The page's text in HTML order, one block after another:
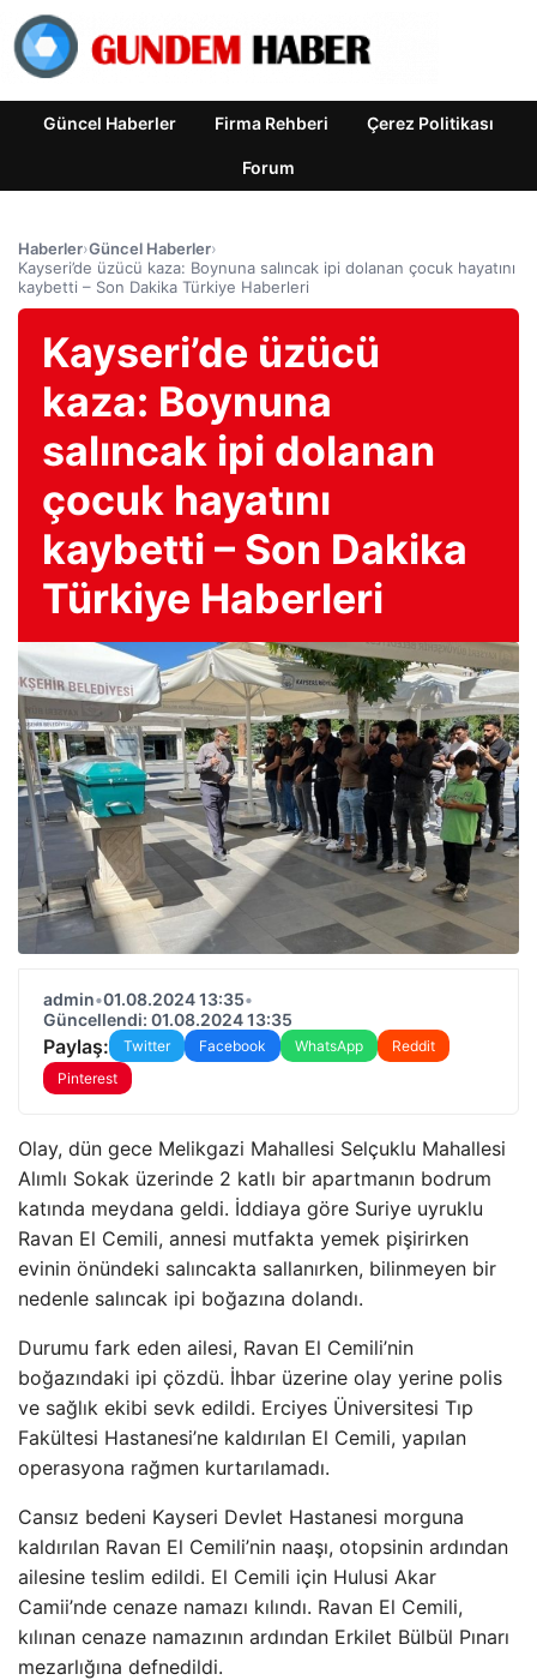
Güncel Haberler Firma Rehberi Çerez Politikası
Forum
Haberler›Güncel Haberler›
Kayseri’de üzücü kaza: Boynuna salıncak ipi dolanan çocuk hayatını
kaybetti – Son Dakika Türkiye Haberleri
Kayseri’de üzücü
kaza: Boynuna
salıncak ipi dolanan
çocuk hayatını
kaybetti – Son Dakika
Türkiye Haberleri
admin•01.08.2024 13:35•
Güncellendi: 01.08.2024 13:35
Paylaş: Twitter Facebook WhatsApp
Reddit
Pinterest
Olay, dün gece Melikgazi Mahallesi Selçuklu Mahallesi
Alımlı Sokak üzerinde 2 katlı bir apartmanın bodrum
katında meydana geldi. İddiaya göre Suriye uyruklu
Ravan El Cemili, annesi mutfakta yemek pişirirken
evinin önündeki salıncakta sallanırken, bilinmeyen bir
nedenle salıncak ipi boğazına dolandı.
Durumu fark eden ailesi, Ravan El Cemili’nin
boğazındaki ipi çözdü. İhbar üzerine olay yerine polis
ve sağlık ekibi sevk edildi. Erciyes Üniversitesi Tıp
Fakültesi Hastanesi’ne kaldırılan El Cemili, yapılan
operasyona rağmen kurtarılamadı.
Cansız bedeni Kayseri Devlet Hastanesi morguna
kaldırılan Ravan El Cemili’nin naaşı, otopsinin ardından
ailesine teslim edildi. El Cemili için Hulusi Akar
Camii’nde cenaze namazı kılındı. Ravan El Cemili,
kılınan cenaze namazının ardından Erkilet Bülbül Pınarı
mezarlığına defnedildi.